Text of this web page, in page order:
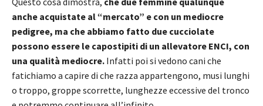
anche acquistate al “mercato” e con un mediocre
pedigree, ma che abbiamo fatto due cucciolate
possono essere le capostipiti di un allevatore ENCI, con
una qualità mediocre. Infatti poi si vedono cani che
fatichiamo a capire di che razza appartengono, musi lunghi
o troppo, groppe scorrette, lunghezze eccessive del tronco